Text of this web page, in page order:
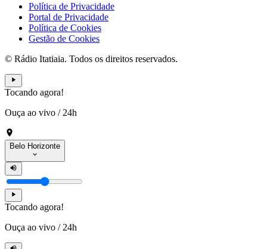
Política de Privacidade
Portal de Privacidade
Política de Cookies
Gestão de Cookies
© Rádio Itatiaia. Todos os direitos reservados.
Tocando agora!
Ouça ao vivo / 24h
Belo Horizonte
Tocando agora!
Ouça ao vivo / 24h